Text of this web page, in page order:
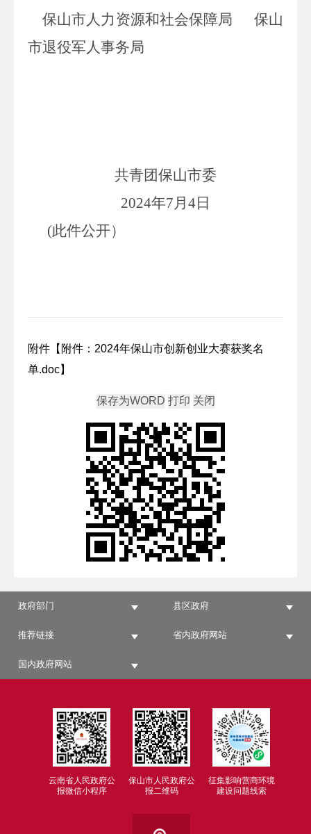
保山市人力资源和社会保障局
保山
市退役军人事务局
共青团保山市委
2024年7月 4日
(此件公开）
附件【 附件：2024年保山市创新创业大赛获奖名
单.doc】
政府部门 县区政府
推荐链接 省内政府网站
国内政府网站
云南省人民政府公
报微信小程序
保山市人民政府公
报二维码
征集影响营商环境
建设问题线索